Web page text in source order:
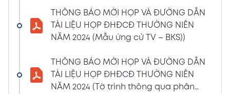
LIỆU HỌP ĐHĐCĐ THƯỜNG NIÊN NĂM 2024
(Phiếu Bầu bổ sung thành viên BKS)
02/04/2024
THÔNG BÁO MỜI HỌP VÀ ĐƯỜNG DẪN TÀI
LIỆU HỌP ĐHĐCĐ THƯỜNG NIÊN NĂM 2024
(Dự thảo biên bản họp ĐHĐCĐ)
Xem PDF
THÔNG BÁO MỜI HỌP VÀ ĐƯỜNG DẪN
TÀI LIỆU HỌP ĐHĐCĐ THƯỜNG NIÊN
NĂM 2024 (Mẫu ứng cử TV – BKS))
THÔNG BÁO MỜI HỌP VÀ ĐƯỜNG DẪN
TÀI LIỆU HỌP ĐHĐCĐ THƯỜNG NIÊN
NĂM 2024 (Tờ trình thông qua phân